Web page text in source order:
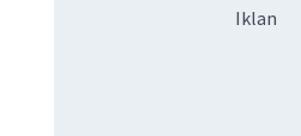
Iklan